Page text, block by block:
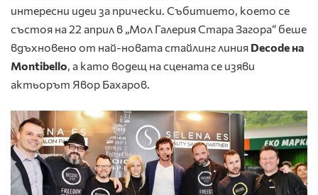
интересни идеи за прически. Събитието, което се
състоя на 22 април в „Мол Галерия Стара Загора“ беше
вдъхновено от най-новата стайлинг линия Decode на
Montibello, а като водещ на сцената се изяви
актьорът Явор Бахаров.